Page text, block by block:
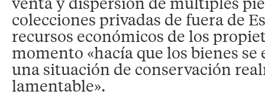
colecciones privadas de fuera de
recursos económicos de los
momento «hacía que los bienes
una situación de conservación
lamentable».